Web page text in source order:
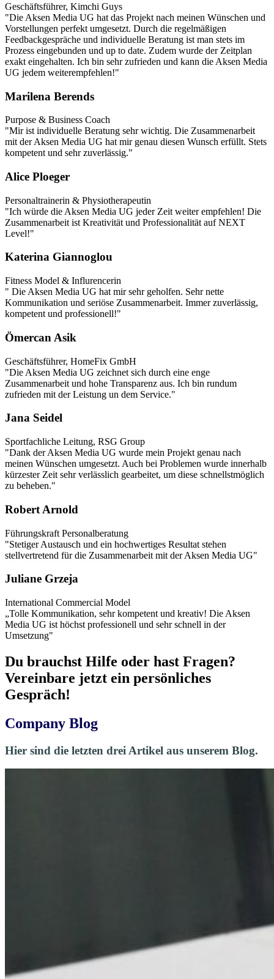
Geschäftsführer, Kimchi Guys
"Die Aksen Media UG hat das Projekt nach meinen Wünschen und
Vorstellungen perfekt umgesetzt. Durch die regelmäßigen
Feedbackgespräche und individuelle Beratung ist man stets im
Prozess eingebunden und up to date. Zudem wurde der Zeitplan
exakt eingehalten. Ich bin sehr zufrieden und kann die Aksen Media
UG jedem weiterempfehlen!"
Marilena Berends
Purpose & Business Coach
"Mir ist individuelle Beratung sehr wichtig. Die Zusammenarbeit
mit der Aksen Media UG hat mir genau diesen Wunsch erfüllt. Stets
kompetent und sehr zuverlässig."
Alice Ploeger
Personaltrainerin & Physiotherapeutin
"Ich würde die Aksen Media UG jeder Zeit weiter empfehlen! Die
Zusammenarbeit ist Kreativität und Professionalität auf NEXT
Level!"
Katerina Giannoglou
Fitness Model & Influrencerin
" Die Aksen Media UG hat mir sehr geholfen. Sehr nette
Kommunikation und seriöse Zusammenarbeit. Immer zuverlässig,
kompetent und professionell!"
Ömercan Asik
Geschäftsführer, HomeFix GmbH
"Die Aksen Media UG zeichnet sich durch eine enge
Zusammenarbeit und hohe Transparenz aus. Ich bin rundum
zufrieden mit der Leistung un dem Service."
Jana Seidel
Sportfachliche Leitung, RSG Group
"Dank der Aksen Media UG wurde mein Projekt genau nach
meinen Wünschen umgesetzt. Auch bei Problemen wurde innerhalb
kürzester Zeit sehr verlässlich gearbeitet, um diese schnellstmöglich
zu beheben."
Robert Arnold
Führungskraft Personalberatung
"Stetiger Austausch und ein hochwertiges Resultat stehen
stellvertretend für die Zusammenarbeit mit der Aksen Media UG"
Juliane Grzeja
International Commercial Model
„Tolle Kommunikation, sehr kompetent und kreativ! Die Aksen
Media UG ist höchst professionell und sehr schnell in der
Umsetzung"
Du brauchst Hilfe oder hast Fragen?
Vereinbare jetzt ein persönliches
Gespräch!
Company Blog
Hier sind die letzten drei Artikel aus unserem Blog.